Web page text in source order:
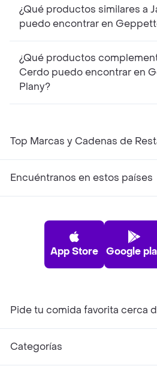
¿Qué productos similares a
puedo encontrar en
¿Qué productos
Cerdo puedo encontrar en
Plany?
Top Marcas y Cadenas de
Encuéntranos en estos países
App Store Google
Pide tu comida favorita cerca
Categorías